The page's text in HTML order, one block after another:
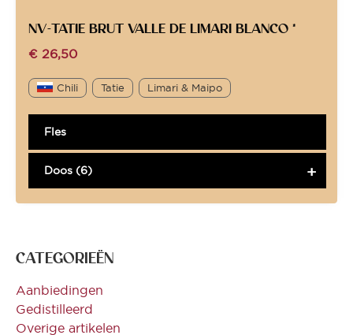
CATEGORIEËN
Aanbiedingen
Gedistilleerd
Overige artikelen
NV-TATIE BRUT VALLE DE LIMARI BLANCO *
€ 26,50
Chili Tatie Limari & Maipo
Fles
Doos (6)